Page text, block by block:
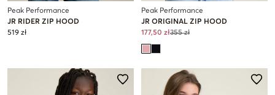
Peak Performance
JR RIDER ZIP HOOD
519 zł
Peak Performance
JR ORIGINAL ZIP HOOD
177,50 zł355 zł